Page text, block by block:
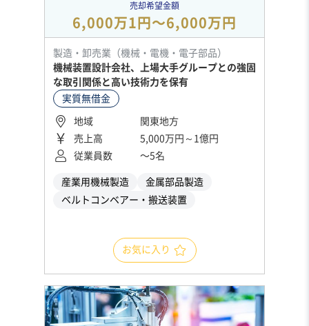
売却希望金額
6,000万1円〜6,000万円
製造・卸売業（機械・電機・電子部品）
機械装置設計会社、上場大手グループとの強固
な取引関係と高い技術力を保有
実質無借金
地域
関東地方
売上高
5,000万円～1億円
従業員数
〜5名
産業用機械製造
金属部品製造
ベルトコンベアー・搬送装置
お気に入り